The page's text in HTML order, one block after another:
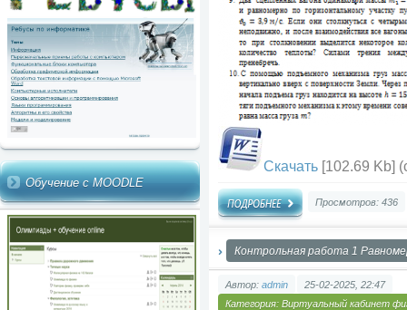
Обучение с MOODLE
Скачать [102.69 Kb]
Просмотров: 436
Контрольная работа 1
Автор: admin
25-02-2025, 22:47
Категория: Виртуальный кабинет